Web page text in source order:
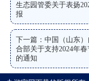
生态园管委关于表扬
报
下一篇：中国（山东
合部关于支持2024年
的通知